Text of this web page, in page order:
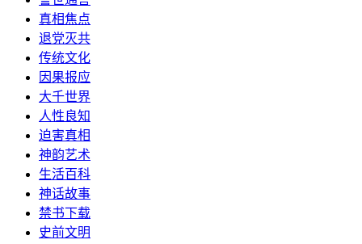
真相焦点
退党灭共
传统文化
因果报应
大千世界
人性良知
迫害真相
神韵艺术
生活百科
神话故事
禁书下载
史前文明